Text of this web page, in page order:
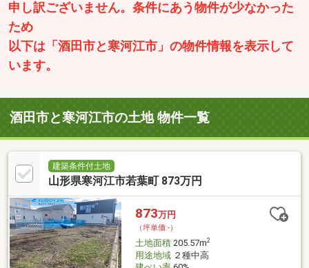
申し訳ございません。条件にあう物件が少なかった
ため
以下は「酒田市と寒河江市」の物件情報を表示して
います。
酒田市と寒河江市の土地 物件一覧
建築条件付土地
山形県寒河江市若葉町 873万円
873万円
（坪単価:-）
土地面積205.57m2
用途地域２種中高